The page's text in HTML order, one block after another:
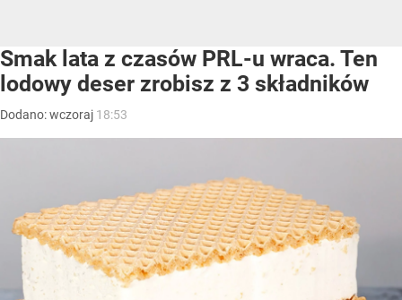
Smak lata z czasów PRL-u wraca. Ten
lodowy deser zrobisz z 3 składników
Dodano:wczoraj 18:53